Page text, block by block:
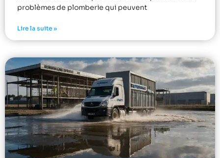
problèmes de plomberie qui peuvent
Lire la suite »